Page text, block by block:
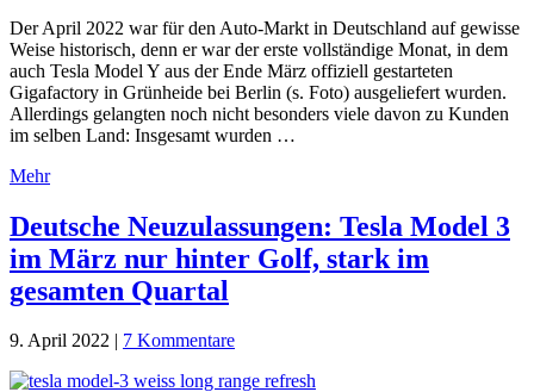
Der April 2022 war für den Auto-Markt in Deutschland auf gewisse
Weise historisch, denn er war der erste vollständige Monat, in dem
auch Tesla Model Y aus der Ende März offiziell gestarteten
Gigafactory in Grünheide bei Berlin (s. Foto) ausgeliefert wurden.
Allerdings gelangten noch nicht besonders viele davon zu Kunden
im selben Land: Insgesamt wurden …
Mehr
Deutsche Neuzulassungen: Tesla Model 3
im März nur hinter Golf, stark im
gesamten Quartal
9. April 2022 | 7 Kommentare